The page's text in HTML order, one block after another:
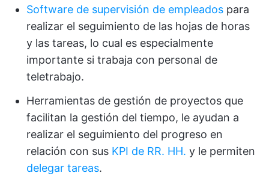
Software de supervisión de empleados para
realizar el seguimiento de las hojas de horas
y las tareas, lo cual es especialmente
importante si trabaja con personal de
teletrabajo.
Herramientas de gestión de proyectos que
facilitan la gestión del tiempo, le ayudan a
realizar el seguimiento del progreso en
relación con sus KPI de RR. HH. y le permiten
delegar tareas.